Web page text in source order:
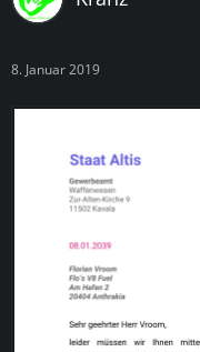
8. Januar 2019